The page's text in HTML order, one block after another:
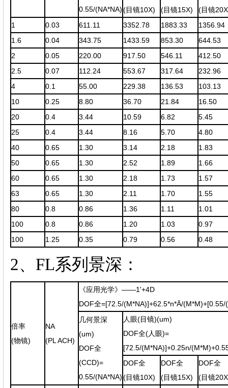
0.55/(NA*NA)(目镜10X)
(目镜15X)
(目镜
1
0.03 611.11 3352.78 1883.33
1356.94
1.6
0.04 343.75 1433.59 853.30
644.53
2
0.05 220.00 917.50 546.11
412.50
2.5
0.07 112.24 553.67 317.64
232.96
4
0.1 55.00 229.38 136.53
103.13
10
0.25 8.80 36.70 21.84
16.50
20
0.4 3.44 10.59 6.82
5.45
25
0.4 3.44 8.16 5.70
4.80
40
0.65 1.30 3.14 2.18
1.83
50
0.65 1.30 2.52 1.89
1.66
60
0.65 1.30 2.18 1.73
1.57
63
0.65 1.30 2.11 1.70
1.55
80
0.8 0.86 1.36 1.11
1.01
100
0.8 0.86 1.20 1.03
0.97
100
1.25 0.35 0.79 0.56 0.48
2、FL系列景深：
倍率
(物镜)
NA
(PL ACH)
《应用光学》——1'+4D
DOF全=[72.5/(M*NA)]+62.5*n*Ā/(M*M)+[0.55/
几何景深
(um)
DOF全
(CCD)=
0.55/(NA*NA)
人眼(目镜)(um)
DOF全(人眼)=
[72.5/(M*NA)]+0.25n/
DOF全
(目镜10X)
DOF全
(目镜15X)
DOF全
(目镜